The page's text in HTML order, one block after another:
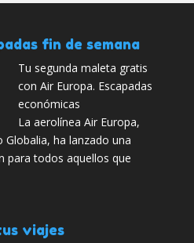
fin de semana
Tu segunda maleta gratis
con Air Europa. Escapadas
económicas
La aerolínea Air Europa,
ha lanzado una
para todos aquellos que
viajes